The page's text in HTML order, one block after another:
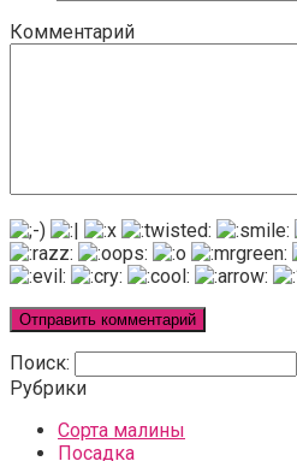
Комментарий
Поиск:
Рубрики
Сорта малины
Посадка